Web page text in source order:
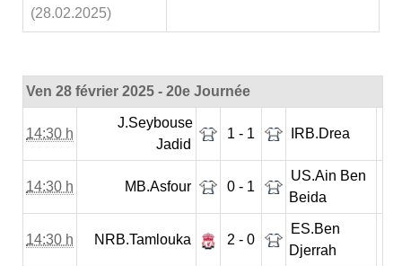
(28.02.2025)
Ven 28 février 2025 - 20e Journée
14:30 h
J.Seybouse
Jadid
1 - 1 IRB.Drea
14:30 h MB.Asfour 0 - 1
US.Ain Ben
Beida
14:30 h NRB.Tamlouka 2 - 0
ES.Ben
Djerrah